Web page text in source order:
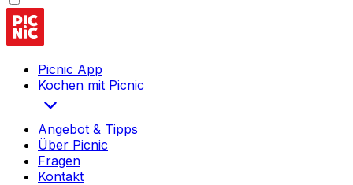
Picnic App
Kochen mit Picnic
Angebot & Tipps
Über Picnic
Fragen
Kontakt